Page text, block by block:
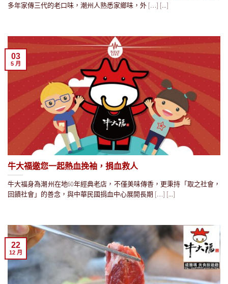
多年家傳三代的老口味，潮州人熟悉家鄉味，外 […] [...]
牛大福邀您一起熱血挽袖，捐血救人
牛大福身為潮州在地60年經典老店，不僅美味傳香，更秉持「取之社會，
回饋社會」的善念，與中華民國捐血中心展開長期 […] [...]
03
5 月
22
12 月